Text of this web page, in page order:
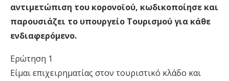
αντιμετώπιση του κορονοϊού, κωδικοποίησε και
παρουσιάζει το υπουργείο Τουρισμού για κάθε
ενδιαφερόμενο.
Ερώτηση 1
Είµαι επιχειρηµατίας στον τουριστικό κλάδο και